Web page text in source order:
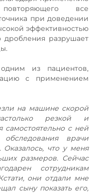
все
при доведении
эффективностью
разрушает
из пациентов,
с применением
на машине скорой
резкой и
самостоятельно с ней
врачи
что у меня
размеров. Сейчас
сотрудникам
они отдали мне
сыну показать его,